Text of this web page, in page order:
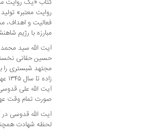
کتاب «یک روایت
روایت معتبر»
فعالیت و اهداف،
مبارزه با رژیم
آیت الله سید
حسین حقانی
مجتهد شبستری را
صورت تمام وقت
آیت الله قدوسی
لحظه شهادت